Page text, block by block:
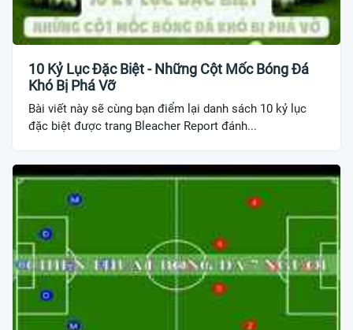
10 Kỷ Lục Đặc Biệt - Những Cột Mốc Bóng Đá
Khó Bị Phá Vỡ
Bài viết này sẽ cùng bạn điểm lại danh sách 10 kỷ lục
đặc biệt được trang Bleacher Report đánh...